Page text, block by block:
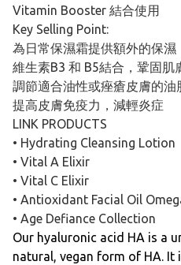
Vitamin Booster 結合使用
Key Selling Point:
為日常保濕霜提供額外的保濕
維生素B3 和 B5結合，鞏固肌
調節適合油性或痤瘡皮膚的油
提高皮膚免疫力，減輕炎症
LINK PRODUCTS
• Hydrating Cleansing Lotion
• Vital A Elixir
• Vital C Elixir
• Antioxidant Facial Oil
• Age Defiance Collection
Our hyaluronic acid HA is a
natural, vegan form of HA.